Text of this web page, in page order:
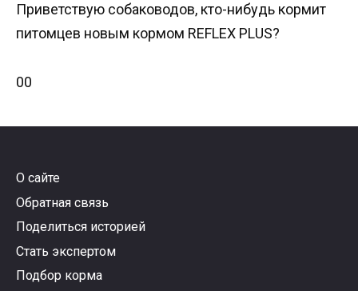
Приветствую собаководов, кто-нибудь кормит
питомцев новым кормом REFLEX PLUS?
Голосуйте
палец
0Голосуйте
палец
0
О сайте
Обратная связь
Поделиться историей
Стать экспертом
Подбор корма